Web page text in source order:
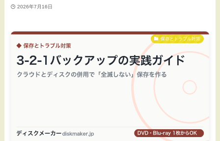
2026年7月16日
保存とトラブル対策